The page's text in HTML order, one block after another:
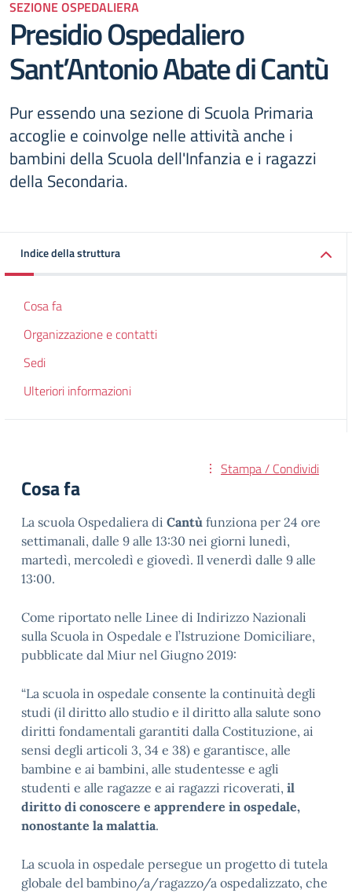
SEZIONE OSPEDALIERA
Presidio Ospedaliero
Sant’Antonio Abate di Cantù
Pur essendo una sezione di Scuola Primaria
accoglie e coinvolge nelle attività anche i
bambini della Scuola dell'Infanzia e i ragazzi
della Secondaria.
Indice della struttura
Cosa fa
Organizzazione e contatti
Sedi
Ulteriori informazioni
Stampa / Condividi
Cosa fa
La scuola Ospedaliera di Cantù funziona per 24 ore
settimanali, dalle 9 alle 13:30 nei giorni lunedì,
martedì, mercoledì e giovedì. Il venerdì dalle 9 alle
13:00.
Come riportato nelle Linee di Indirizzo Nazionali
sulla Scuola in Ospedale e l’Istruzione Domiciliare,
pubblicate dal Miur nel Giugno 2019:
“La scuola in ospedale consente la continuità degli
studi (il diritto allo studio e il diritto alla salute sono
diritti fondamentali garantiti dalla Costituzione, ai
sensi degli articoli 3, 34 e 38) e garantisce, alle
bambine e ai bambini, alle studentesse e agli
studenti e alle ragazze e ai ragazzi ricoverati, il
diritto di conoscere e apprendere in ospedale,
nonostante la malattia.
La scuola in ospedale persegue un progetto di tutela
globale del bambino/a/ragazzo/a ospedalizzato, che